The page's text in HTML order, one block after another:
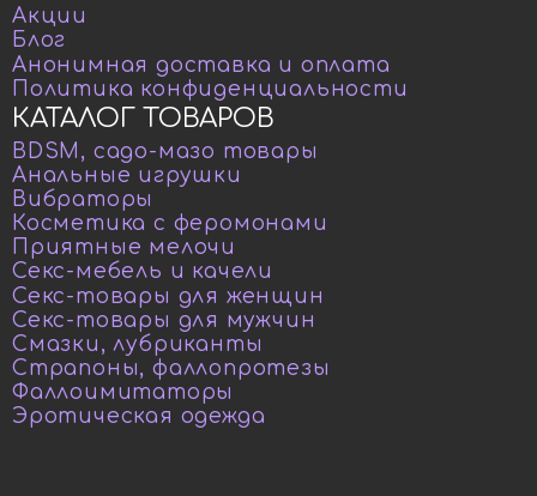
КАТАЛОГ ТОВАРОВ
BDSM, садо-мазо товары
Анальные игрушки
Вибраторы
Косметика с феромонами
Приятные мелочи
Секс-мебель и качели
Секс-товары для женщин
Секс-товары для мужчин
Смазки, лубриканты
Страпоны, фаллопротезы
Фаллоимитаторы
Эротическая одежда
Акции
Блог
Анонимная доставка и оплата
Политика конфиденциальности